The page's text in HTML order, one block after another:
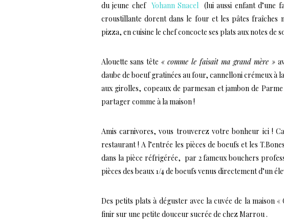
du jeune chef Yohann Snacel (lui aussi enfant d’une
croustillante dorent dans le four et les pâtes fraîches
pizza, en cuisine le chef concocte ses plats aux notes de
Alouette sans tête « comme le faisait ma grand mère »
daube de boeuf gratinées au four, cannelloni crémeux à
aux girolles, copeaux de parmesan et jambon de
partager comme à la maison !
Amis carnivores, vous trouverez votre bonheur ici !
restaurant ! A l’entrée les pièces de boeufs et les
dans la pièce réfrigérée, par 2 fameux bouchers
pièces des beaux 1/4 de boeufs venus directement d’un
Des petits plats à déguster avec la cuvée de la maison
finir sur une petite douceur sucrée de chez Marrou .